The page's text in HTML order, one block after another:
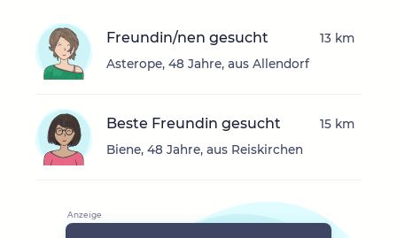
Freundin/nen gesucht
Asterope, 48 Jahre, aus Allendorf
13 km
Beste Freundin gesucht
Biene, 48 Jahre, aus Reiskirchen
15 km